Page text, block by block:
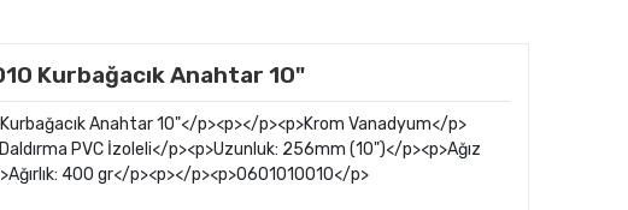
Kurbağacık Anahtar 10"
Anahtar 10"</p><p></p><p>Krom Vanadyum</p>
PVC İzoleli</p><p>Uzunluk: 256mm (10")</p><p>Ağız
400 gr</p><p></p><p>0601010010</p>